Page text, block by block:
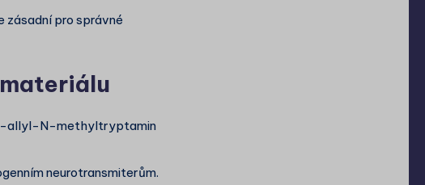
pro správné
allyl-N-methyltryptamin
neurotransmiterům.